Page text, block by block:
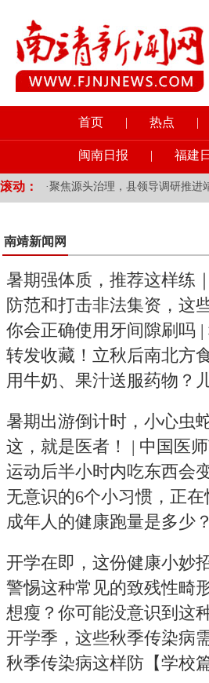
首页 | 热点 |
闽南日报 | 福建
滚动： ·聚焦源头治理，县领导调研推进
·倾力延时服务，不负课后时光
南靖新闻网
暑期强体质，推荐这样练
防范和打击非法集资，这
你会正确使用牙间隙刷吗 |
转发收藏！立秋后南北方
用牛奶、果汁送服药物？
暑期出游倒计时，小心虫
这，就是医者！ | 中国医
运动后半小时内吃东西
无意识的6个小习惯，正
成年人的健康跑量是多少
开学在即，这份健康小妙
警惕这种常见的致残性畸
想瘦？你可能没意识到这
开学季，这些秋季传染病
秋季传染病这样防【学校